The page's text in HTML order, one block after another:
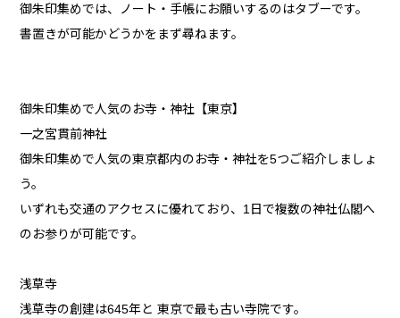
御朱印集めでは、ノート・手帳にお願いするのはタブーです。
書置きが可能かどうかをまず尋ねます。
御朱印集めで人気のお寺・神社【東京】
一之宮貫前神社
御朱印集めで人気の東京都内のお寺・神社を5つご紹介しましょ
う。
いずれも交通のアクセスに優れており、1日で複数の神社仏閣へ
のお参りが可能です。
浅草寺
浅草寺の創建は645年と 東京で最も古い寺院です。